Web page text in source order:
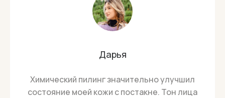
Дарья
Химический пилинг значительно улучшил
состояние моей кожи с постакне. Тон лица